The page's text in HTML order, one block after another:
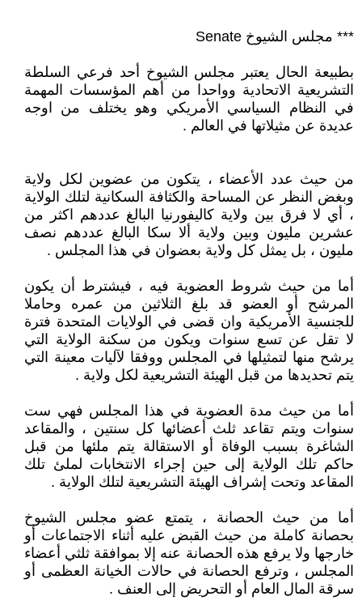
*** مجلس الشيوخ Senate
بطبيعة الحال يعتبر مجلس الشيوخ أحد فرعي السلطة
التشريعية الاتحادية وواحدا من أهم المؤسسات المهمة
في النظام السياسي الأمريكي وهو يختلف من اوجه
عديدة عن مثيلاتها في العالم .
من حيث عدد الأعضاء ، يتكون من عضوين لكل ولاية
وبغض النظر عن المساحة والكثافة السكانية لتلك الولاية
، أي لا فرق بين ولاية كاليفورنيا البالغ عددهم اكثر من
عشرين مليون وبين ولاية ألا سكا البالغ عددهم نصف
مليون ، بل يمثل كل ولاية بعضوان في هذا المجلس .
أما من حيث شروط العضوية فيه ، فيشترط أن يكون
المرشح أو العضو قد بلغ الثلاثين من عمره وحاملا
للجنسية الأمريكية وان قضى في الولايات المتحدة فترة
لا تقل عن تسع سنوات ويكون من سكنة الولاية التي
يرشح منها لتمثيلها في المجلس ووفقا لآليات معينة التي
يتم تحديدها من قبل الهيئة التشريعية لكل ولاية .
أما من حيث مدة العضوية في هذا المجلس فهي ست
سنوات ويتم تقاعد ثلث أعضائها كل سنتين ، والمقاعد
الشاغرة بسبب الوفاة أو الاستقالة يتم ملئها من قبل
حاكم تلك الولاية إلى حين إجراء الانتخابات لملئ تلك
المقاعد وتحت إشراف الهيئة التشريعية لتلك الولاية .
أما من حيث الحصانة ، يتمتع عضو مجلس الشيوخ
بحصانة كاملة من حيث القبض عليه أثناء الاجتماعات أو
خارجها ولا يرفع هذه الحصانة عنه إلا بموافقة ثلثي أعضاء
المجلس ، وترفع الحصانة في حالات الخيانة العظمى أو
سرقة المال العام أو التحريض إلى العنف .